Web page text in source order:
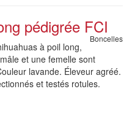
pédigrée FCI
Boncelles
à poil long,
et une femelle sont
lavande. Éleveur agréé.
et testés rotules.